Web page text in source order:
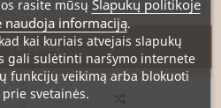
830. Pagamintas Skandinavijoje.
Į krepšelį
rasite mūsų Slapukų politikoje
naudoja informaciją.
kai kuriais atvejais slapukų
gali sulėtinti naršymo internete
funkcijų veikimą arba blokuoti
svetainės.